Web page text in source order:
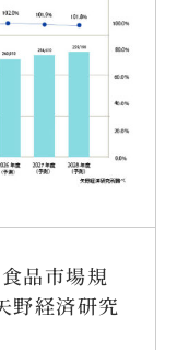
品市場規
野経済研究